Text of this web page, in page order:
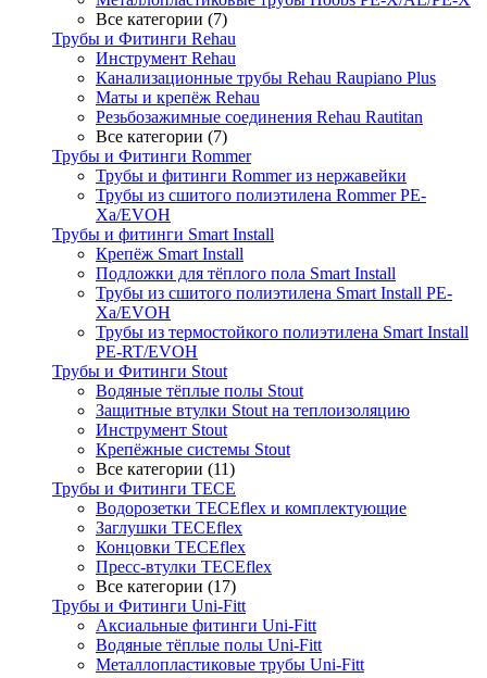
Все категории (7)
Трубы и Фитинги Rehau
Инструмент Rehau
Канализационные трубы Rehau Raupiano Plus
Маты и крепёж Rehau
Резьбозажимные соединения Rehau Rautitan
Все категории (7)
Трубы и Фитинги Rommer
Трубы и фитинги Rommer из нержавейки
Трубы из сшитого полиэтилена Rommer PE-
Xa/EVOH
Трубы и фитинги Smart Install
Крепёж Smart Install
Подложки для тёплого пола Smart Install
Трубы из сшитого полиэтилена Smart Install PE-
Xa/EVOH
Трубы из термостойкого полиэтилена Smart Install
PE-RT/EVOH
Трубы и Фитинги Stout
Водяные тёплые полы Stout
Защитные втулки Stout на теплоизоляцию
Инструмент Stout
Крепёжные системы Stout
Все категории (11)
Трубы и Фитинги TECE
Водорозетки TECEflex и комплектующие
Заглушки TECEflex
Концовки TECEflex
Пресс-втулки TECEflex
Все категории (17)
Трубы и Фитинги Uni-Fitt
Аксиальные фитинги Uni-Fitt
Водяные тёплые полы Uni-Fitt
Металлопластиковые трубы Uni-Fitt